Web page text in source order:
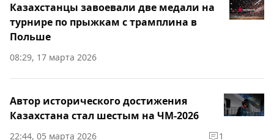
Казахстанцы завоевали две медали на
турнире по прыжкам с трамплина в
Польше
08:29, 17 марта 2026
Автор исторического достижения
Казахстана стал шестым на ЧМ-2026
22:44, 05 марта 2026 1